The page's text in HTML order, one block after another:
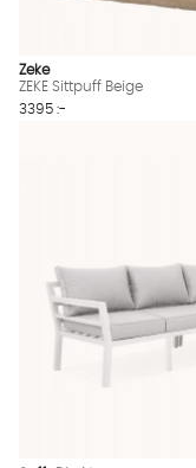
Zeke
ZEKE Sittpuff Beige
3395 :-